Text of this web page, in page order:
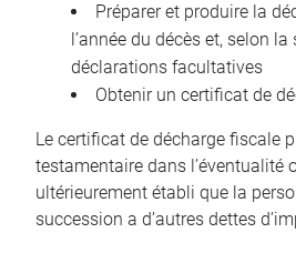
Préparer et produire la
l’année du décès et, selon
déclarations facultatives
Obtenir un certificat de
Le certificat de décharge fiscale
testamentaire dans l’éventualité
ultérieurement établi que la
succession a d’autres dettes